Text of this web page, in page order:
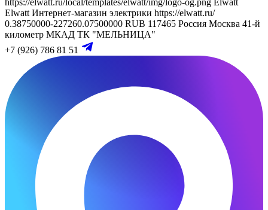
https://elwatt.ru/local/templates/elwatt/img/logo-og.png Elwatt
Elwatt Интернет-магазин электрики https://elwatt.ru/
0.38750000-227260.07500000 RUB 117465 Россия Москва 41-й
километр МКАД ТК "МЕЛЬНИЦА"
+7 (926) 786 81 51